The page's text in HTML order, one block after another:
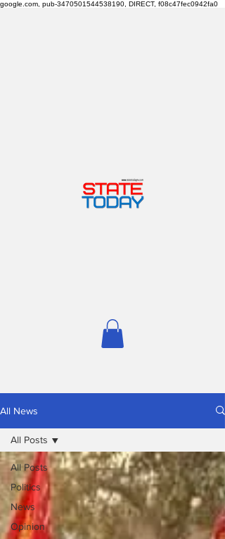
google.com, pub-3470501544538190, DIRECT, f08c47fec0942fa0
All News
All Posts
Politics
News
Opinion
All Posts